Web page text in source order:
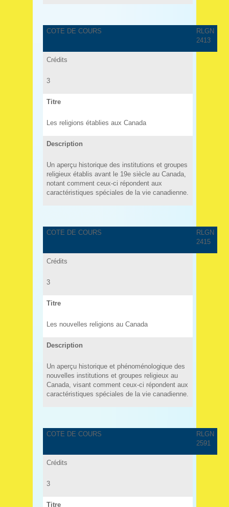
COTE DE COURS
RLGN
2413
Crédits
3
Titre
Les religions établies aux Canada
Description
Un aperçu historique des institutions et groupes
religieux établis avant le 19e siècle au Canada,
notant comment ceux-ci répondent aux
caractéristiques spéciales de la vie canadienne.
COTE DE COURS
RLGN
2415
Crédits
3
Titre
Les nouvelles religions au Canada
Description
Un aperçu historique et phénoménologique des
nouvelles institutions et groupes religieux au
Canada, visant comment ceux-ci répondent aux
caractéristiques spéciales de la vie canadienne.
COTE DE COURS
RLGN
2591
Crédits
3
Titre